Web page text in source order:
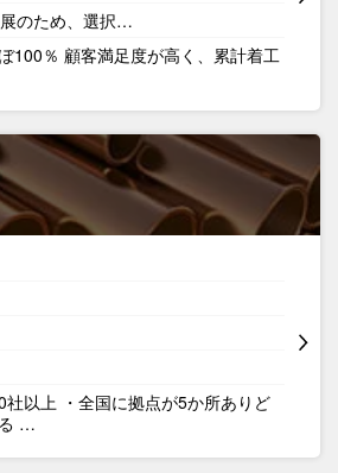
のため、選択…
100％ 顧客満足度が高く、累計着工
社以上 ・全国に拠点が5か所ありど
…